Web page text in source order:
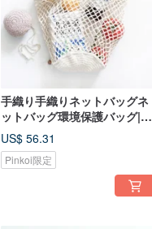
手織り手織りネットバッグネ
ットバッグ環境保護バッグ|折
りたたみ式収納
US$ 56.31
Pinkoi限定